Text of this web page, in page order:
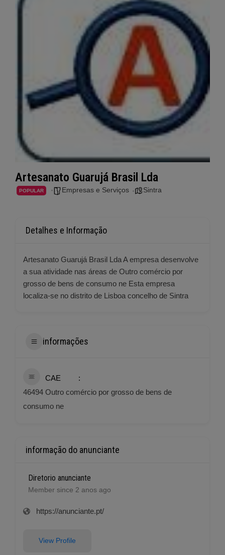
Artesanato Guarujá Brasil Lda
POPULAR Empresas e Serviços Sintra
Detalhes e Informação
Artesanato Guarujá Brasil Lda A empresa desenvolve
a sua atividade nas áreas de Outro comércio por
grosso de bens de consumo ne Esta empresa
localiza-se no distrito de Lisboa concelho de Sintra
informações
CAE
46494 Outro comércio por grosso de bens de
consumo ne
informação do anunciante
Diretorio anunciante
Member since 2 anos ago
https://anunciante.pt/
View Profile